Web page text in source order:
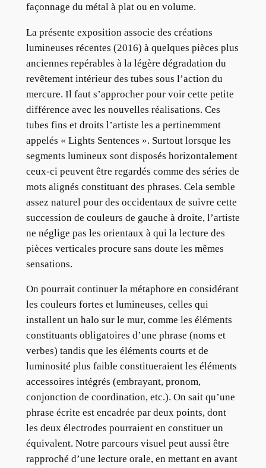
façonnage du métal à plat ou en volume.
La présente exposition associe des créations
lumineuses récentes (2016) à quelques pièces plus
anciennes repérables à la légère dégradation du
revêtement intérieur des tubes sous l’action du
mercure. Il faut s’approcher pour voir cette petite
différence avec les nouvelles réalisations. Ces
tubes fins et droits l’artiste les a pertinemment
appelés « Lights Sentences ». Surtout lorsque les
segments lumineux sont disposés horizontalement
ceux-ci peuvent être regardés comme des séries de
mots alignés constituant des phrases. Cela semble
assez naturel pour des occidentaux de suivre cette
succession de couleurs de gauche à droite, l’artiste
ne néglige pas les orientaux à qui la lecture des
pièces verticales procure sans doute les mêmes
sensations.
On pourrait continuer la métaphore en considérant
les couleurs fortes et lumineuses, celles qui
installent un halo sur le mur, comme les éléments
constituants obligatoires d’une phrase (noms et
verbes) tandis que les éléments courts et de
luminosité plus faible constitueraient les éléments
accessoires intégrés (embrayant, pronom,
conjonction de coordination, etc.). On sait qu’une
phrase écrite est encadrée par deux points, dont
les deux électrodes pourraient en constituer un
équivalent. Notre parcours visuel peut aussi être
rapproché d’une lecture orale, en mettant en avant